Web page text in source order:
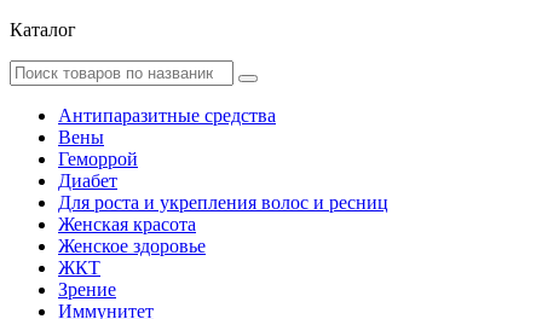
Каталог
Антипаразитные средства
Вены
Геморрой
Диабет
Для роста и укрепления волос и ресниц
Женская красота
Женское здоровье
ЖКТ
Зрение
Иммунитет